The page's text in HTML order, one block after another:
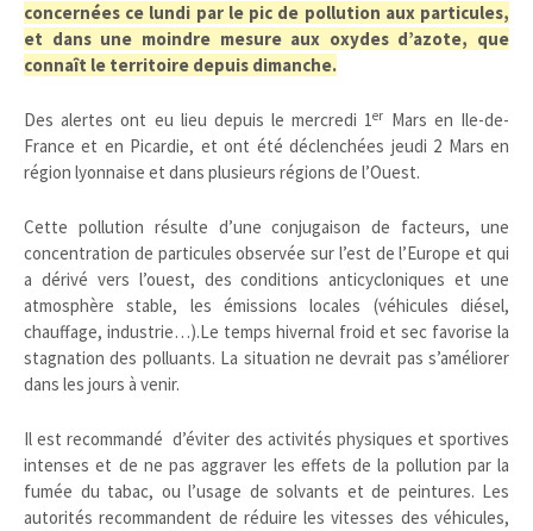
concernées ce lundi par le pic de pollution aux particules,
et dans une moindre mesure aux oxydes d’azote, que
connaît le territoire depuis dimanche.
Des alertes ont eu lieu depuis le mercredi 1er Mars en Ile-de-
France et en Picardie, et ont été déclenchées jeudi 2 Mars en
région lyonnaise et dans plusieurs régions de l’Ouest.
Cette pollution résulte d’une conjugaison de facteurs, une
concentration de particules observée sur l’est de l’Europe et qui
a dérivé vers l’ouest, des conditions anticycloniques et une
atmosphère stable, les émissions locales (véhicules diésel,
chauffage, industrie…).Le temps hivernal froid et sec favorise la
stagnation des polluants. La situation ne devrait pas s’améliorer
dans les jours à venir.
Il est recommandé d’éviter des activités physiques et sportives
intenses et de ne pas aggraver les effets de la pollution par la
fumée du tabac, ou l’usage de solvants et de peintures. Les
autorités recommandent de réduire les vitesses des véhicules,